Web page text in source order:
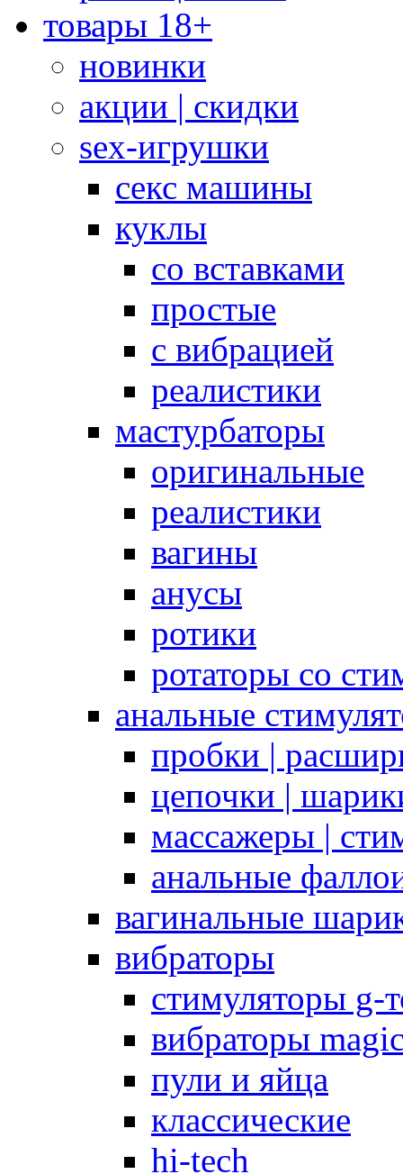
товары 18+
новинки
акции | скидки
sex-игрушки
секс машины
куклы
со вставками
простые
с вибрацией
реалистики
мастурбаторы
оригинальные
реалистики
вагины
анусы
ротики
ротаторы со
анальные
пробки |
цепочки |
массажеры |
анальные
вагинальные
вибраторы
стимуляторы g-
вибраторы
пули и яйца
классические
hi-tech